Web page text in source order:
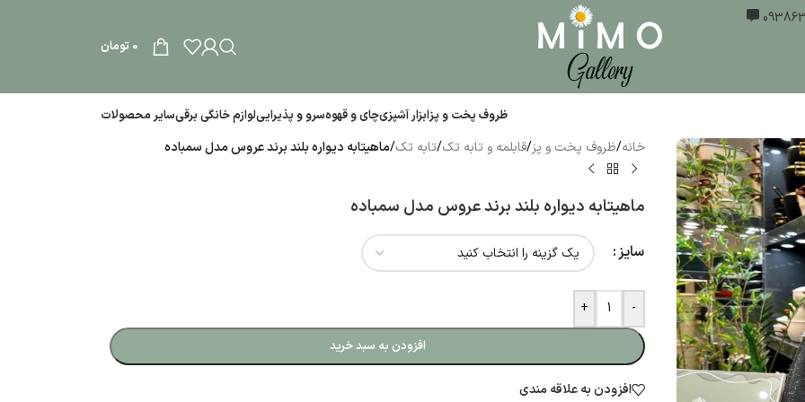
0 تومان
ظروف پخت و پزابزار آشپزیچای و قهوهسرو و پذیراییلوازم خانگی برقیسایر محصولات
خانه/ظروف پخت و پز/قابلمه و تابه تک/تابه تک/ماهیتابه دیواره بلند برند عروس مدل سمباده
ماهیتابه دیواره بلند برند عروس مدل سمباده
سایز
-
+
افزودن به سبد خرید
افزودن به علاقه مندی